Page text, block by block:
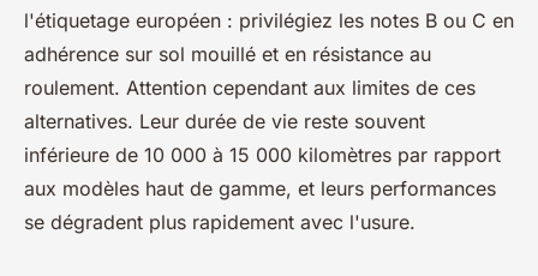
l'étiquetage européen : privilégiez les notes B ou C en
adhérence sur sol mouillé et en résistance au
roulement. Attention cependant aux limites de ces
alternatives. Leur durée de vie reste souvent
inférieure de 10 000 à 15 000 kilomètres par rapport
aux modèles haut de gamme, et leurs performances
se dégradent plus rapidement avec l'usure.